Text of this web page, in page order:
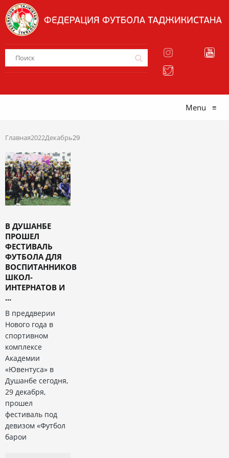
Menu ≡
Главная2022Декабрь29
В ДУШАНБЕ
ПРОШЕЛ
ФЕСТИВАЛЬ
ФУТБОЛА ДЛЯ
ВОСПИТАННИКОВ
ШКОЛ-
ИНТЕРНАТОВ И
...
В преддверии
Нового года в
спортивном
комплексе
Академии
«Ювентуса» в
Душанбе сегодня,
29 декабря,
прошел
фестиваль под
девизом «Футбол
барои